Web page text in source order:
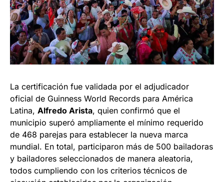
La certificación fue validada por el adjudicador
oficial de Guinness World Records para América
Latina, Alfredo Arista, quien confirmó que el
municipio superó ampliamente el mínimo requerido
de 468 parejas para establecer la nueva marca
mundial. En total, participaron más de 500 bailadoras
y bailadores seleccionados de manera aleatoria,
todos cumpliendo con los criterios técnicos de